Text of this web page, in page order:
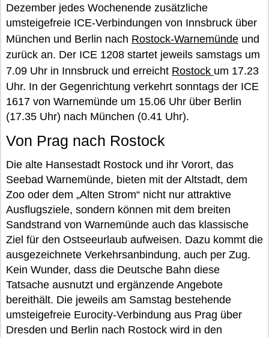
Dezember jedes Wochenende zusätzliche
umsteigefreie ICE-Verbindungen von Innsbruck über
München und Berlin nach Rostock-Warnemünde und
zurück an. Der ICE 1208 startet jeweils samstags um
7.09 Uhr in Innsbruck und erreicht Rostock um 17.23
Uhr. In der Gegenrichtung verkehrt sonntags der ICE
1617 von Warnemünde um 15.06 Uhr über Berlin
(17.35 Uhr) nach München (0.41 Uhr).
Von Prag nach Rostock
Die alte Hansestadt Rostock und ihr Vorort, das
Seebad Warnemünde, bieten mit der Altstadt, dem
Zoo oder dem „Alten Strom“ nicht nur attraktive
Ausflugsziele, sondern können mit dem breiten
Sandstrand von Warnemünde auch das klassische
Ziel für den Ostseeurlaub aufweisen. Dazu kommt die
ausgezeichnete Verkehrsanbindung, auch per Zug.
Kein Wunder, dass die Deutsche Bahn diese
Tatsache ausnutzt und ergänzende Angebote
bereithält. Die jeweils am Samstag bestehende
umsteigefreie Eurocity-Verbindung aus Prag über
Dresden und Berlin nach Rostock wird in den